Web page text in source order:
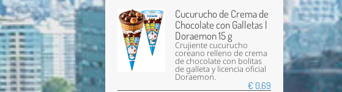
Cucurucho de Crema de
Chocolate con Galletas |
Doraemon 15 g
Crujiente cucurucho
coreano relleno de crema
de chocolate con bolitas
de galleta y licencia oficial
Doraemon.
€ 0,69